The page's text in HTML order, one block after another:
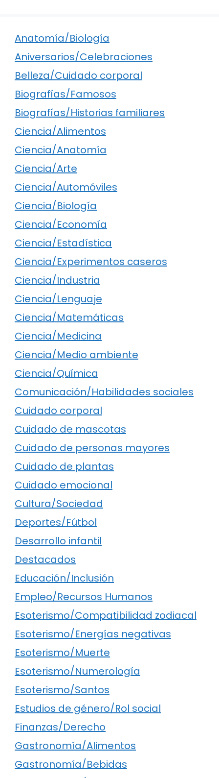
Anatomía/Biología
Aniversarios/Celebraciones
Belleza/Cuidado corporal
Biografías/Famosos
Biografías/Historias familiares
Ciencia/Alimentos
Ciencia/Anatomía
Ciencia/Arte
Ciencia/Automóviles
Ciencia/Biología
Ciencia/Economía
Ciencia/Estadística
Ciencia/Experimentos caseros
Ciencia/Industria
Ciencia/Lenguaje
Ciencia/Matemáticas
Ciencia/Medicina
Ciencia/Medio ambiente
Ciencia/Química
Comunicación/Habilidades sociales
Cuidado corporal
Cuidado de mascotas
Cuidado de personas mayores
Cuidado de plantas
Cuidado emocional
Cultura/Sociedad
Deportes/Fútbol
Desarrollo infantil
Destacados
Educación/Inclusión
Empleo/Recursos Humanos
Esoterismo/Compatibilidad zodiacal
Esoterismo/Energías negativas
Esoterismo/Muerte
Esoterismo/Numerología
Esoterismo/Santos
Estudios de género/Rol social
Finanzas/Derecho
Gastronomía/Alimentos
Gastronomía/Bebidas